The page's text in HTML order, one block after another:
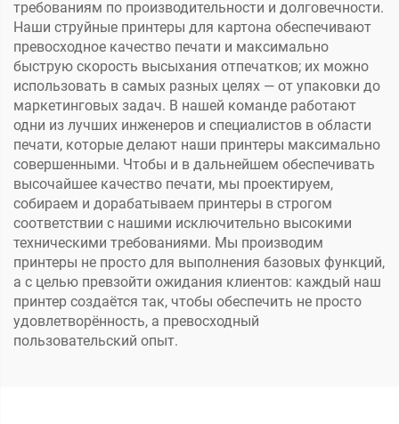
требованиям по производительности и долговечности.
Наши струйные принтеры для картона обеспечивают
превосходное качество печати и максимально
быструю скорость высыхания отпечатков; их можно
использовать в самых разных целях — от упаковки до
маркетинговых задач. В нашей команде работают
одни из лучших инженеров и специалистов в области
печати, которые делают наши принтеры максимально
совершенными. Чтобы и в дальнейшем обеспечивать
высочайшее качество печати, мы проектируем,
собираем и дорабатываем принтеры в строгом
соответствии с нашими исключительно высокими
техническими требованиями. Мы производим
принтеры не просто для выполнения базовых функций,
а с целью превзойти ожидания клиентов: каждый наш
принтер создаётся так, чтобы обеспечить не просто
удовлетворённость, а превосходный
пользовательский опыт.